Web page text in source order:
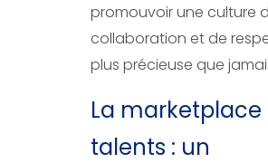
promouvoir une culture
collaboration et de
plus précieuse que
La marketplace
talents : un